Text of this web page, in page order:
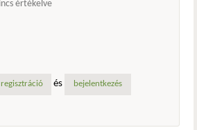
értékelve
regisztráció és bejelentkezés